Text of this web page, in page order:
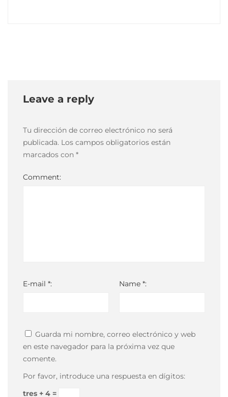
05-
Leave a reply
Tu dirección de correo electrónico no será
publicada. Los campos obligatorios están
marcados con *
Comment:
E-mail *: Name *:
Guarda mi nombre, correo electrónico y web
en este navegador para la próxima vez que
comente.
Por favor, introduce una respuesta en dígitos:
tres + 4 =